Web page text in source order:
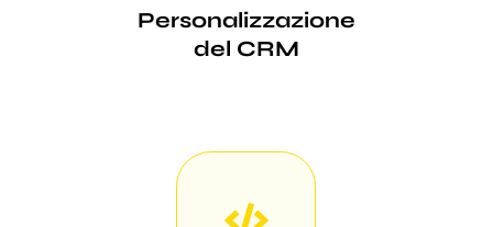
Personalizzazione
del CRM